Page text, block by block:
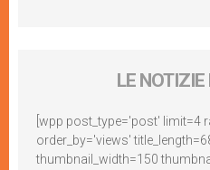
LE NOTIZIE
[wpp post_type='post' limit=4
order_by='views'
thumbnail_width=150